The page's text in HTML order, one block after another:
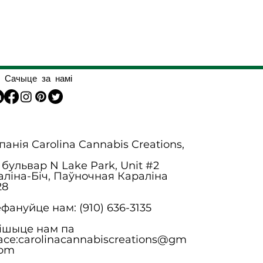
Сачыце за намі
Carolina Cannabis Creations,
бульвар N Lake Park, Unit #2
Біч, Паўночная Караліна
нам: (910) 636-3135
нам па
carolinacannabiscreations@gm